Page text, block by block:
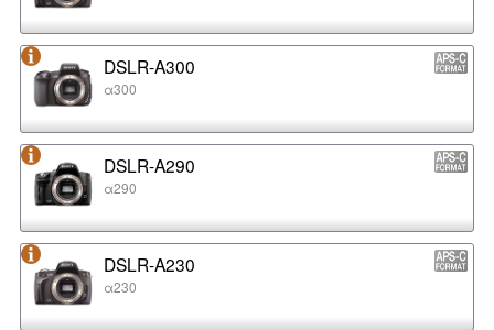
DSLR-A300
α300
DSLR-A290
α290
DSLR-A230
α230